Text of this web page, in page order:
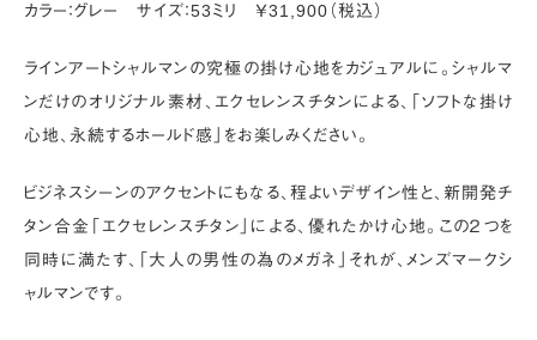
カラー：グレー サイズ：53ミリ ￥31,900（税込）
ラインアートシャルマンの究極の掛け心地をカジュアルに。シャルマ
ンだけのオリジナル素材、エクセレンスチタンによる、「ソフトな掛け
心地、永続するホールド感」をお楽しみください。
ビジネスシーンのアクセントにもなる、程よいデザイン性と、新開発チ
タン合金「エクセレンスチタン」による、優れたかけ心地。この２つを
同時に満たす、「大人の男性の為のメガネ」それが、メンズマークシ
ャルマンです。